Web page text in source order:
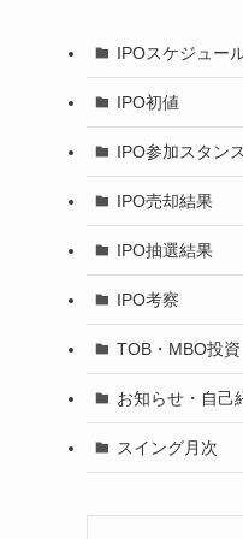
IPOスケジュー
IPO初値
IPO参加スタンス
IPO売却結果
IPO抽選結果
IPO考察
TOB・MBO投資
お知らせ・自己
スイング月次